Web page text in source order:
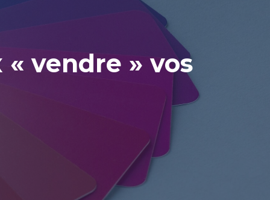
vendre » vos
de la formation pour mieux
vos formations en interne
DE FORMATION ENGAGEANTS GRÂCE AUX